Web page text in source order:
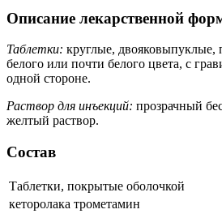
Описание лекарственной
Таблетки: круглые, двояковыпуклые,
белого или почти белого цвета, с
одной стороне.
Раствор для инъекций: прозрачный
желтый раствор.
Состав
Таблетки, покрытые оболочкой
кеторолака трометамин